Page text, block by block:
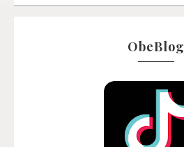
ObeBlog